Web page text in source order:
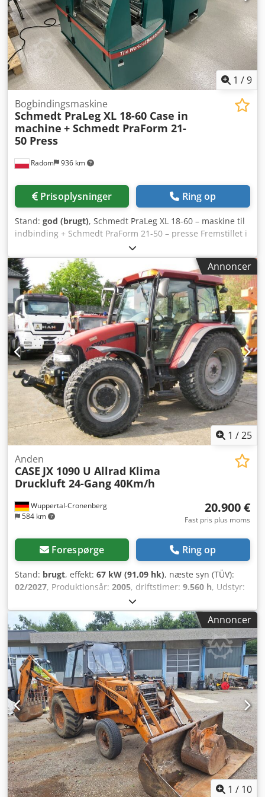
1 /9
Radom 936 km
Bogbindingsmaskine
Schmedt PraLeg XL 18-60 Case in
machine + Schmedt PraForm 21-
50 Press
Prisoplysninger Ring op
Stand: god (brugt), Schmedt PraLeg XL 18-60 – maskine til
indbinding + Schmedt PraForm 21-50 – presse Fremstillet i
2022. Schmedt PraLeg XL 18-60 – maskine til ophængning
af bogblokke Maskinen er i god stand og klar til brug.
Maskinen hænger en bogblok op i et forberedt hardback-
omslag. To limpåføringsmaskiner, trinløs justering af
limtykkelsen. Format: Blokhøjde: 80 – 450 mm Blokbredde:
110 – 450 mm Bloktykkelse: 2 – 80 mm
Produktionshastighed: ca. 200 – 300 stk./time
Strømforsyning: 230V Vægt: 300 kg Fremstillet i Tyskland.
Schmedt PraForm 21-50 – bogpresse Bogpresse med
rillekniv. Fremstillet af Schmedt, Tyskland. Maskinen er i
meget god stand og klar til produktion. Tekniske
specifikationer: Cedszdazbepfx Agxerf Maksimalt format:
420 x 520 x 100 mm Vægt: 220 kg Strømforsyning: 230 V +
trykluft. Prisen er for et sæt bestående af to maskiner.
Annoncer
1 /25
Wuppertal-Cronenberg
584 km
Anden
CASE JX 1090 U Allrad Klima
Druckluft 24-Gang 40Km/h
20.900 €
Fast pris plus moms
Forespørge Ring op
Stand: brugt, effekt: 67 kW (91,09 hk), næste syn (TÜV):
02/2027, Produktionsår: 2005, driftstimer: 9.560 h, Udstyr:
firehjulstræk, kabine, klimaanlæg
nylig i brug. 2. ejer, begge gange statslig parkforvaltning
fra 2005 til 2017 og fra 2017 til 2026. Firehjulstræk. 4-
cylindret turbodieselmotor med 4485 ccm og 91 hk. Stort
24-trins Hi-LO-transmission, 4 gear i 3 grupper, 2
powershift-trin og vendegir med power shuttle. 40 km/t.
Trykluftanlæg. Komfortkabine med luftaffjedret førersæde
og klimaanlæg. Bageste PTO, 3 hastigheder (540/750/1000
o/min). Lift KAT II med hurtigkoblinger og ekstra
løftecylindre (5060 kg). Hurtig højdejusterbar trækstang. 2
mekaniske styreventiler (skiftbare EW/DW). Front-PTO og
fronthydraulik eftermonteret i 2005 på ny traktor.
Egenvægt 4250 kg. Tilladt totalvægt: 6200 kg. Registreret
som "LOF Traktor Landbrugstraktor". Transportmål:
Længde 4,36 m / Bredde 2,29 m / Højde 2,64 m.
Dækstørrelse for: 360/80R24. Crjdpfey Ean Ssx Agxof
Annoncer
1 / 10